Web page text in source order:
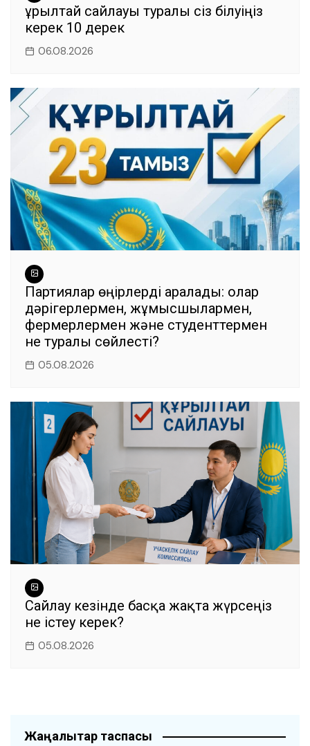
Құрылтай сайлауы туралы сіз білуіңіз
керек 10 дерек
06.08.2026
Партиялар өңірлерді аралады: олар
дәрігерлермен, жұмысшылармен,
фермерлермен және студенттермен
не туралы сөйлесті?
05.08.2026
Сайлау кезінде басқа жақта жүрсеңіз
не істеу керек?
05.08.2026
Жаңалықтар таспасы